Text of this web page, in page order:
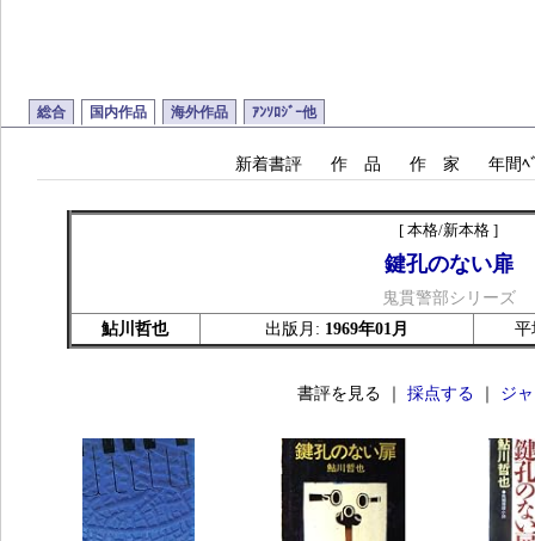
総合 国内作品 海外作品 ｱﾝｿﾛｼﾞｰ他
新着書評 作 品 作 家 年間ﾍ
[ 本格/新本格 ]
鍵孔のない扉
鬼貫警部シリーズ
鮎川哲也
出版月: 1969年01月
書評を見る ｜ 採点する ジ